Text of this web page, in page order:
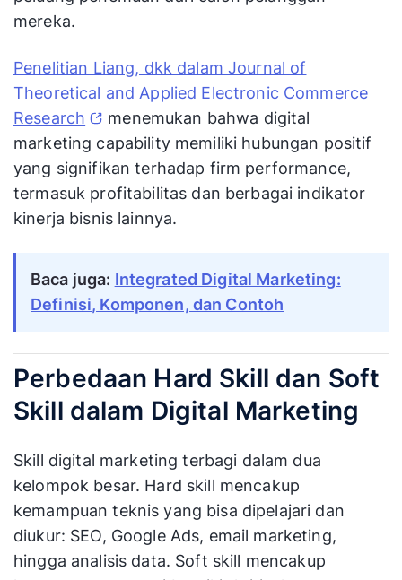
mereka.
Penelitian Liang, dkk dalam Journal of
Theoretical and Applied Electronic Commerce
Research
menemukan bahwa digital
marketing capability memiliki hubungan positif
yang signifikan terhadap firm performance,
termasuk profitabilitas dan berbagai indikator
kinerja bisnis lainnya.
Baca juga: Integrated Digital Marketing:
Definisi, Komponen, dan Contoh
Perbedaan Hard Skill dan Soft
Skill dalam Digital Marketing
Skill digital marketing terbagi dalam dua
kelompok besar. Hard skill mencakup
kemampuan teknis yang bisa dipelajari dan
diukur: SEO, Google Ads, email marketing,
hingga analisis data. Soft skill mencakup